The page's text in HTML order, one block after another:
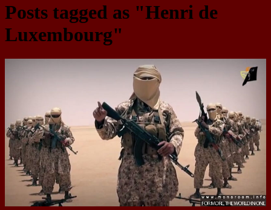
Posts tagged as "Henri de
Luxembourg"